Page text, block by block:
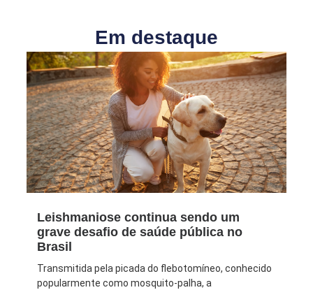
Em destaque
Leishmaniose continua sendo um
grave desafio de saúde pública no
Brasil
Transmitida pela picada do flebotomíneo, conhecido
popularmente como mosquito-palha, a